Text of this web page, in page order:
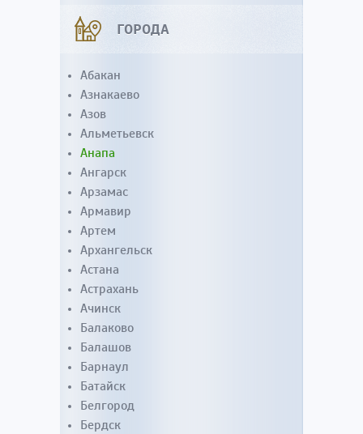
ГОРОДА
Абакан
Азнакаево
Азов
Альметьевск
Анапа
Ангарск
Арзамас
Армавир
Артем
Архангельск
Астана
Астрахань
Ачинск
Балаково
Балашов
Барнаул
Батайск
Белгород
Бердск